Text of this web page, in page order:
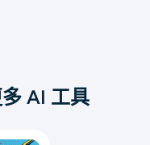
AI 工具